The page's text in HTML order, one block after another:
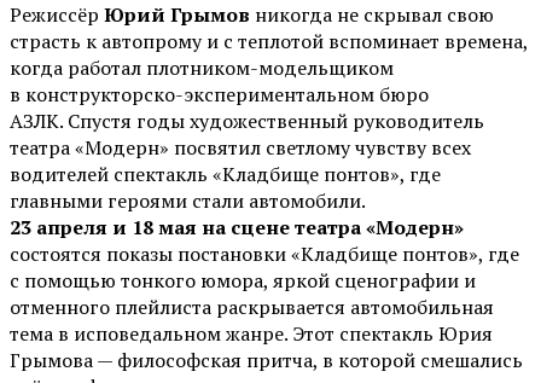
Режиссёр Юрий Грымов никогда не скрывал свою
страсть к автопрому и с теплотой вспоминает времена,
когда работал плотником-модельщиком
в конструкторско-экспериментальном бюро
АЗЛК. Спустя годы художественный руководитель
театра «Модерн» посвятил светлому чувству всех
водителей спектакль «Кладбище понтов», где
главными героями стали автомобили.
23 апреля и 18 мая на сцене театра «Модерн»
состоятся показы постановки «Кладбище понтов», где
с помощью тонкого юмора, яркой сценографии и
отменного плейлиста раскрывается автомобильная
тема в исповедальном жанре. Этот спектакль Юрия
Грымова — философская притча, в которой смешались